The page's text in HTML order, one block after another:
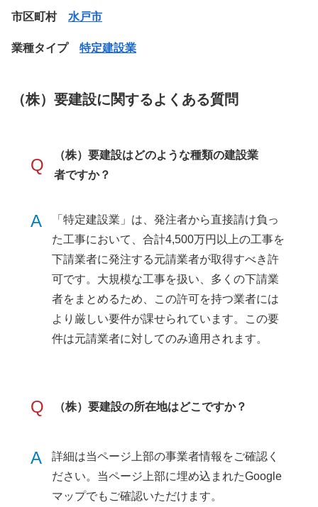
市区町村 水戸市
業種タイプ 特定建設業
（株）要建設に関するよくある質問
Q
（株）要建設はどのような種類の建設業
者ですか？
A
「特定建設業」は、発注者から直接請け負っ
た工事において、合計4,500万円以上の工事を
下請業者に発注する元請業者が取得すべき許
可です。大規模な工事を扱い、多くの下請業
者をまとめるため、この許可を持つ業者には
より厳しい要件が課せられています。この要
件は元請業者に対してのみ適用されます。
Q （株）要建設の所在地はどこですか？
A
詳細は当ページ上部の事業者情報をご確認く
ださい。当ページ上部に埋め込まれたGoogle
マップでもご確認いただけます。